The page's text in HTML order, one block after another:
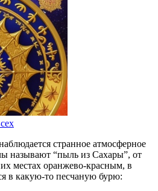
странное атмосферное
называют “пыль из Сахары”, от
местах оранжево-красным, в
в какую-то песчаную бурю: